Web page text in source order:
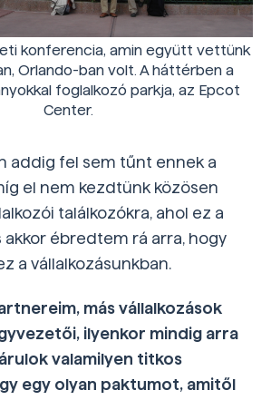
konferencia, amin együtt vettünk
Orlando-ban volt. A háttérben a
foglalkozó parkja, az Epcot
Center.
addig fel sem tűnt ennek a
el nem kezdtünk közösen
találkozókra, ahol ez a
ébredtem rá arra, hogy
a vállalkozásunkban.
más vállalkozások
ilyenkor mindig arra
valamilyen titkos
egy olyan paktumot, amitől